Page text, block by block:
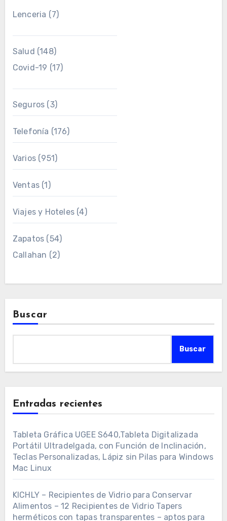
Lenceria (7)
Salud (148)
Covid-19 (17)
Seguros (3)
Telefonía (176)
Varios(951)
Ventas(1)
Viajes y Hoteles(4)
Zapatos (54)
Callahan (2)
Buscar
Buscar
Entradas recientes
Tableta Gráfica UGEE S640,Tableta Digitalizada
Portátil Ultradelgada, con Función de Inclinación,
Teclas Personalizadas, Lápiz sin Pilas para Windows
Mac Linux
KICHLY – Recipientes de Vidrio para Conservar
Alimentos – 12 Recipientes de Vidrio Tapers
herméticos con tapas transparentes – aptos para